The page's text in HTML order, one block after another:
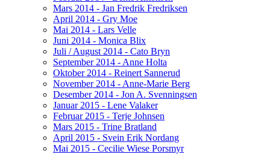
Mars 2014 - Jan Fredrik Fredriksen
April 2014 - Gry Moe
Mai 2014 - Lars Velle
Juni 2014 - Monica Blix
Juli / August 2014 - Cato Bryn
September 2014 - Anne Holta
Oktober 2014 - Reinert Sannerud
November 2014 - Anne-Marie Berg
Desember 2014 - Jon A. Svenningsen
Januar 2015 - Lene Valaker
Februar 2015 - Terje Johnsen
Mars 2015 - Trine Bratland
April 2015 - Svein Erik Nordang
Mai 2015 - Cecilie Wiese Porsmyr